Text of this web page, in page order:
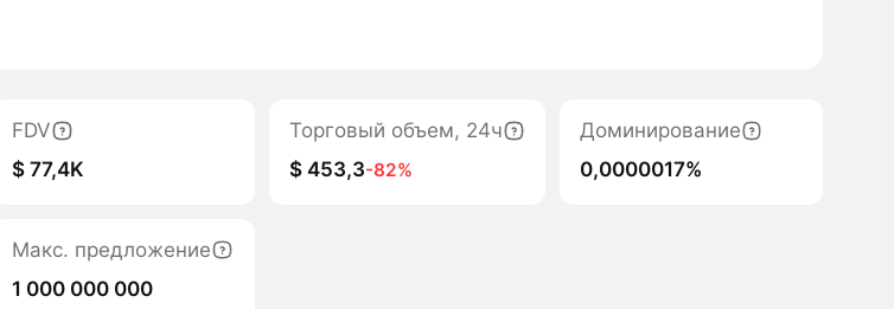
FDV
$ 77,4K
Торговый объем, 24ч
$ 453,3-82%
Доминирование
0,0000017%
Макс. предложение
1 000 000 000